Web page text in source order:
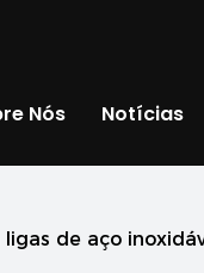
Nós Notícias
de aço